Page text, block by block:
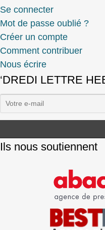
Se connecter
Mot de passe oublié ?
Créer un compte
Comment contribuer
Nous écrire
‘DREDI LETTRE
Ils nous soutiennent